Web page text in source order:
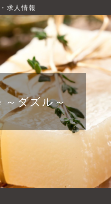
求人情報
ダズル～